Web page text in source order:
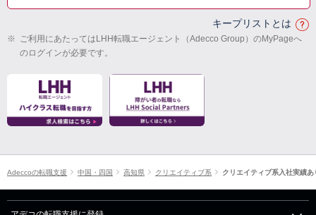
キープリストとは
※ ご利用にあたってはLHH転職エージェント（Adecco Group）のMyPageへ
のログインが必要です。
Adeccoの転職支援 中国・四国 高知県 クリエイティブ系 クリエイティブ系入社実績あ